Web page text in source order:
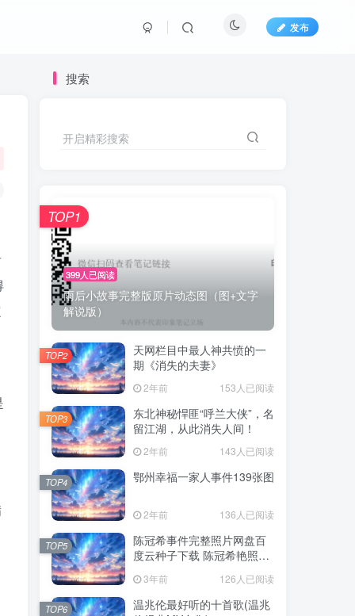
发布
搜索
开启精彩搜索
399人已阅读
雨后小故事完整版原片动态图（图+文字
解说版）
TOP1
天网栏目中最人神共愤的一
期《消失的夫妻》
2年前 153人已阅读
TOP2
东北神秘悍匪“呼兰大侠”，名
留江湖，从此消失人间！
2年前 143人已阅读
TOP3
鄂州幸福一家人事件139张图
2年前 136人已阅读
TOP4
陈冠希事件完整照片网盘百
度云种子下载 陈冠希艳照门
门全部图片观看
3年前 126人已阅读
TOP5
温兆伦最好听的十首歌(温兆
TOP6